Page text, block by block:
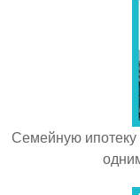
Семейную ипотеку